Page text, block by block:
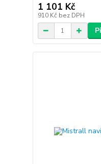
1 101 Kč
910 Kč bez DPH